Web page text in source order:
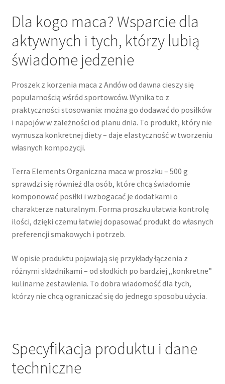
Dla kogo maca? Wsparcie dla
aktywnych i tych, którzy lubią
świadome jedzenie
Proszek z korzenia maca z Andów od dawna cieszy się
popularnością wśród sportowców. Wynika to z
praktyczności stosowania: można go dodawać do posiłków
i napojów w zależności od planu dnia. To produkt, który nie
wymusza konkretnej diety – daje elastyczność w tworzeniu
własnych kompozycji.
Terra Elements Organiczna maca w proszku – 500 g
sprawdzi się również dla osób, które chcą świadomie
komponować posiłki i wzbogacać je dodatkami o
charakterze naturalnym. Forma proszku ułatwia kontrolę
ilości, dzięki czemu łatwiej dopasować produkt do własnych
preferencji smakowych i potrzeb.
W opisie produktu pojawiają się przykłady łączenia z
różnymi składnikami – od słodkich po bardziej „konkretne”
kulinarne zestawienia. To dobra wiadomość dla tych,
którzy nie chcą ograniczać się do jednego sposobu użycia.
Specyfikacja produktu i dane
techniczne